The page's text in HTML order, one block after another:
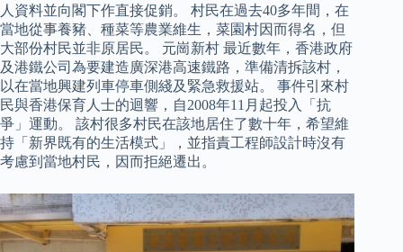
人資料並向閣下作直接促銷。 村民在過去40多年間，在
當地從事養豬、種菜等農業維生，菜園村因而得名，但
大部份村民並非原居民。 元崗新村 最近數年，香港政府
及港鐵公司為要建造廣深港高速鐵路，準備清拆該村，
以在當地興建列車停車側綫及緊急救援站。 事件引來村
民與香港保育人士的迴響，自2008年11月起投入「抗
爭」運動。 該村很多村民在該地居住了數十年，希望維
持「新界既有的生活模式」，並指責工程師設計時沒有
考慮到當地村民，因而拒絕遷出。